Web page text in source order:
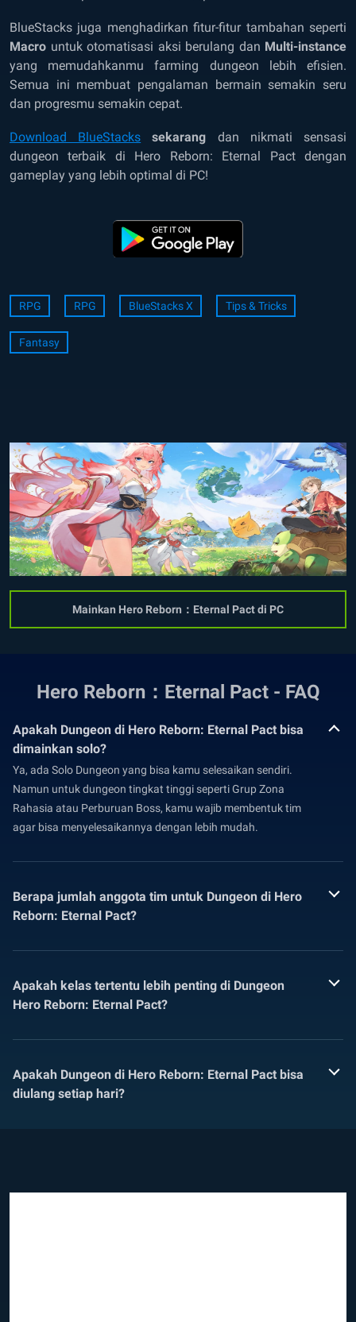
BlueStacks juga menghadirkan fitur-fitur tambahan seperti
Macro untuk otomatisasi aksi berulang dan Multi-instance
yang memudahkanmu farming dungeon lebih efisien.
Semua ini membuat pengalaman bermain semakin seru
dan progresmu semakin cepat.
Download BlueStacks sekarang dan nikmati sensasi
dungeon terbaik di Hero Reborn: Eternal Pact dengan
gameplay yang lebih optimal di PC!
RPG RPG BlueStacks X Tips & Tricks
Fantasy
Mainkan Hero Reborn：Eternal Pact di PC
Hero Reborn：Eternal Pact - FAQ
Apakah Dungeon di Hero Reborn: Eternal Pact bisa
dimainkan solo?
Ya, ada Solo Dungeon yang bisa kamu selesaikan sendiri.
Namun untuk dungeon tingkat tinggi seperti Grup Zona
Rahasia atau Perburuan Boss, kamu wajib membentuk tim
agar bisa menyelesaikannya dengan lebih mudah.
Berapa jumlah anggota tim untuk Dungeon di Hero
Reborn: Eternal Pact?
Apakah kelas tertentu lebih penting di Dungeon
Hero Reborn: Eternal Pact?
Apakah Dungeon di Hero Reborn: Eternal Pact bisa
diulang setiap hari?